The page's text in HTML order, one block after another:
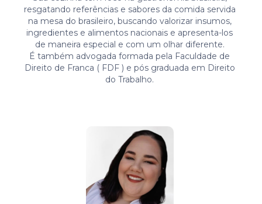
resgatando referências e sabores da comida servida
na mesa do brasileiro, buscando valorizar insumos,
ingredientes e alimentos nacionais e apresenta-los
de maneira especial e com um olhar diferente.
É também advogada formada pela Faculdade de
Direito de Franca ( FDF ) e pós graduada em Direito
do Trabalho.